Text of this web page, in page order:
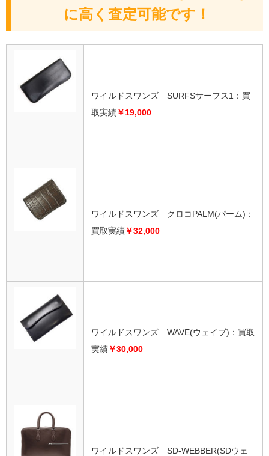
に高く査定可能です！
ワイルドスワンズ SURFSサーフス1：買
取実績￥19,000
ワイルドスワンズ クロコPALM(パーム)：
買取実績￥32,000
ワイルドスワンズ WAVE(ウェイブ)：買取
実績￥30,000
ワイルドスワンズ SD-WEBBER(SDウェ